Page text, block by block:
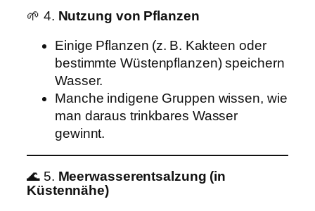
🌱 4. Nutzung von Pflanzen
Einige Pflanzen (z. B. Kakteen oder
bestimmte Wüstenpflanzen) speichern
Wasser.
Manche indigene Gruppen wissen, wie
man daraus trinkbares Wasser
gewinnt.
🌊 5. Meerwasserentsalzung (in
Küstennähe)